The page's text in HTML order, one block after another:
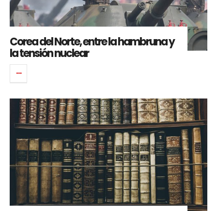
Corea del Norte, entre la hambruna y
la tensión nuclear